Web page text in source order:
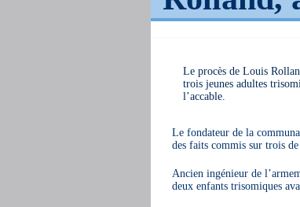
Le procès de Louis
trois jeunes adultes
l’accable.
Le fondateur de la
des faits commis sur trois de
Ancien ingénieur de
deux enfants trisomiques